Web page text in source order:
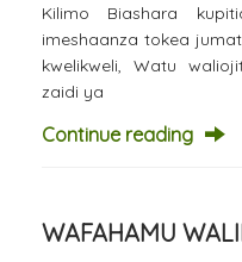
Kilimo Biashara
imeshaanza tokea
kwelikweli, Watu
zaidi ya
Continue reading
WAFAHAMU